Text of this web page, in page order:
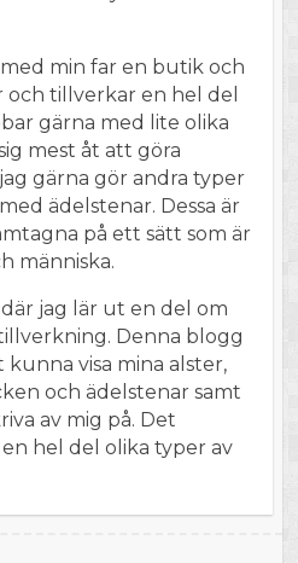
min far en butik och
och tillverkar en hel del
gärna med lite olika
mest åt att göra
gärna gör andra typer
ädelstenar. Dessa är
på ett sätt som är
människa.
jag lär ut en del om
Denna blogg
kunna visa mina alster,
och ädelstenar samt
av mig på. Det
hel del olika typer av